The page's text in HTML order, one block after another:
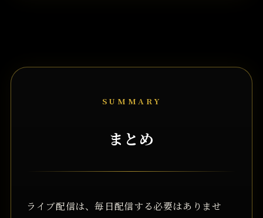
SUMMARY
まとめ
ライブ配信は、毎日配信する必要はありませ